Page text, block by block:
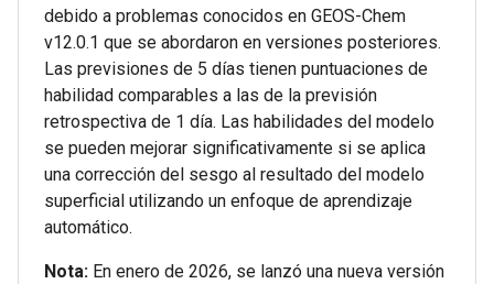
debido a problemas conocidos en GEOS-Chem
v12.0.1 que se abordaron en versiones posteriores.
Las previsiones de 5 días tienen puntuaciones de
habilidad comparables a las de la previsión
retrospectiva de 1 día. Las habilidades del modelo
se pueden mejorar significativamente si se aplica
una corrección del sesgo al resultado del modelo
superficial utilizando un enfoque de aprendizaje
automático.
Nota: En enero de 2026, se lanzó una nueva versión